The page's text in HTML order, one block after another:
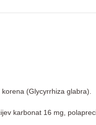
(Glycyrrhiza glabra).
karbonat 16 mg,